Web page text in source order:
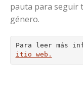
pauta para seguir
género.
Para leer más
itio web.